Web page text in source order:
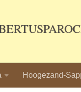
Hoogezand-